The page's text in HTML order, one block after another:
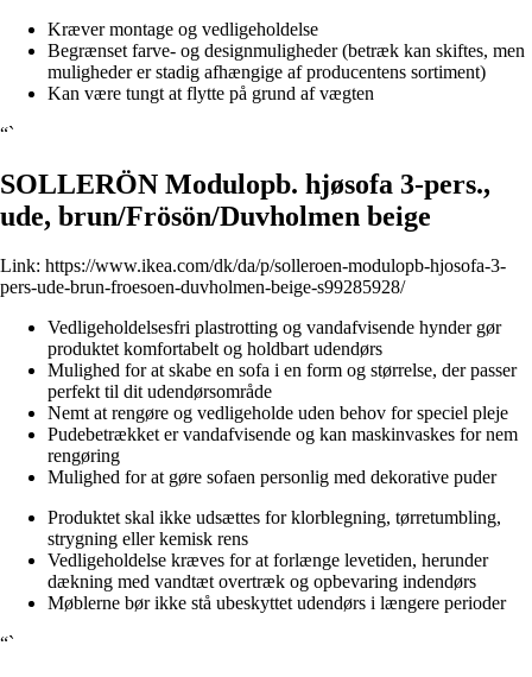
Kræver montage og vedligeholdelse
Begrænset farve- og designmuligheder (betræk kan skiftes, men
muligheder er stadig afhængige af producentens sortiment)
Kan være tungt at flytte på grund af vægten
“`
SOLLERÖN Modulopb. hjøsofa 3-pers.,
ude, brun/Frösön/Duvholmen beige
Link: https://www.ikea.com/dk/da/p/solleroen-modulopb-hjosofa-3-
pers-ude-brun-froesoen-duvholmen-beige-s99285928/
Vedligeholdelsesfri plastrotting og vandafvisende hynder gør
produktet komfortabelt og holdbart udendørs
Mulighed for at skabe en sofa i en form og størrelse, der passer
perfekt til dit udendørsområde
Nemt at rengøre og vedligeholde uden behov for speciel pleje
Pudebetrækket er vandafvisende og kan maskinvaskes for nem
rengøring
Mulighed for at gøre sofaen personlig med dekorative puder
Produktet skal ikke udsættes for klorblegning, tørretumbling,
strygning eller kemisk rens
Vedligeholdelse kræves for at forlænge levetiden, herunder
dækning med vandtæt overtræk og opbevaring indendørs
Møblerne bør ikke stå ubeskyttet udendørs i længere perioder
“`